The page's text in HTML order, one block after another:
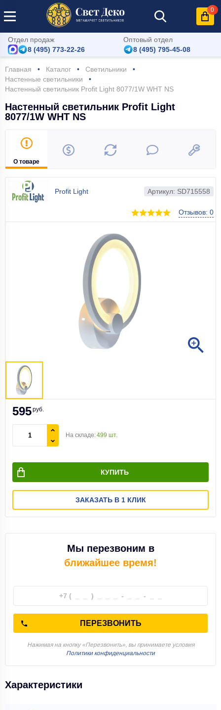
0
Отдел продаж
8 (495) 773-22-26
Оптовый отдел
8 (495) 795-45-08
Главная Каталог
Светильники
Настенные светильники
Настенный светильник Profit Light 8077/1W WHT NS
Настенный светильник Profit Light
8077/1W WHT NS
О товаре
Profit Light Артикул: SD715558
Отзывов: 0
595руб.
На складе:499 шт.
КУПИТЬ
ЗАКАЗАТЬ В 1 КЛИК
Мы перезвоним в
ближайшее время!
ПЕРЕЗВОНИТЬ
Нажимая на кнопку «Перезвонить», вы принимаете условия
Политики конфиденциальности
Характеристики